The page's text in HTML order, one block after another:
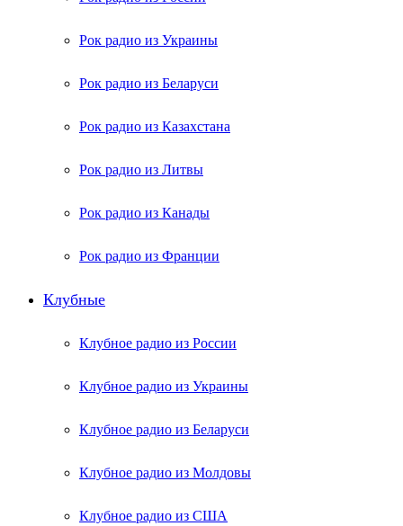
Рок радио из Украины
Рок радио из Беларуси
Рок радио из Казахстана
Рок радио из Литвы
Рок радио из Канады
Рок радио из Франции
Клубные
Клубное радио из России
Клубное радио из Украины
Клубное радио из Беларуси
Клубное радио из Молдовы
Клубное радио из США